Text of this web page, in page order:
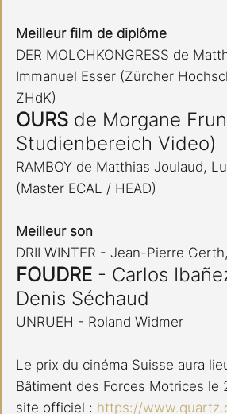
Meilleur film de diplôme
DER MOLCHKONGRESS de
Immanuel Esser (Zürcher
ZHdK)
OURS de Morgane
Studienbereich Video)
RAMBOY de Matthias Joulaud,
(Master ECAL / HEAD)
Meilleur son
DRII WINTER - Jean-Pierre
FOUDRE - Carlos
Denis Séchaud
UNRUEH - Roland Widmer
Le prix du cinéma Suisse aura
Bâtiment des Forces Motrices le
site officiel : https://